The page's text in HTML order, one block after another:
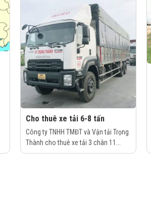
Cho thuê xe tải 6-8 tấn
Công ty TNHH TMĐT và Vận tải Trọng
Thành cho thuê xe tải 3 chân 11...